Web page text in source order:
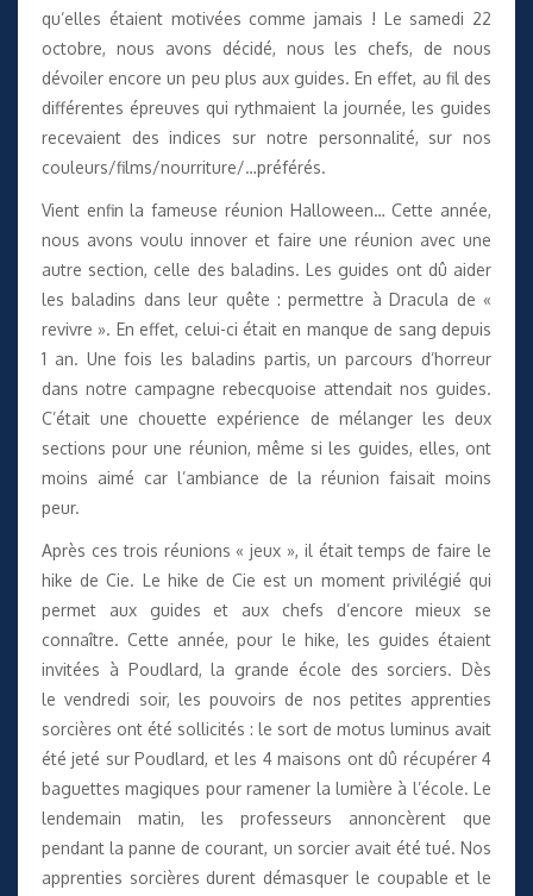
qu’elles étaient motivées comme jamais ! Le samedi 22
octobre, nous avons décidé, nous les chefs, de nous
dévoiler encore un peu plus aux guides. En effet, au fil des
différentes épreuves qui rythmaient la journée, les guides
recevaient des indices sur notre personnalité, sur nos
couleurs/films/nourriture/…préférés.
Vient enfin la fameuse réunion Halloween… Cette année,
nous avons voulu innover et faire une réunion avec une
autre section, celle des baladins. Les guides ont dû aider
les baladins dans leur quête : permettre à Dracula de «
revivre ». En effet, celui-ci était en manque de sang depuis
1 an. Une fois les baladins partis, un parcours d’horreur
dans notre campagne rebecquoise attendait nos guides.
C’était une chouette expérience de mélanger les deux
sections pour une réunion, même si les guides, elles, ont
moins aimé car l’ambiance de la réunion faisait moins
peur.
Après ces trois réunions « jeux », il était temps de faire le
hike de Cie. Le hike de Cie est un moment privilégié qui
permet aux guides et aux chefs d’encore mieux se
connaître. Cette année, pour le hike, les guides étaient
invitées à Poudlard, la grande école des sorciers. Dès
le vendredi soir, les pouvoirs de nos petites apprenties
sorcières ont été sollicités : le sort de motus luminus avait
été jeté sur Poudlard, et les 4 maisons ont dû récupérer 4
baguettes magiques pour ramener la lumière à l’école. Le
lendemain matin, les professeurs annoncèrent que
pendant la panne de courant, un sorcier avait été tué. Nos
apprenties sorcières durent démasquer le coupable et le